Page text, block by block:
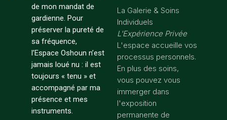
La Galerie & Soins
Individuels
L'Expérience Privée
L'espace accueille vos
processus personnels.
En plus des soins,
vous pouvez vous
immerger dans
l'exposition
permanente de
de mon mandat de
gardienne. Pour
préserver la pureté de
sa fréquence,
l’Espace Oshoun n’est
jamais loué nu : il est
toujours « tenu » et
accompagné par ma
présence et mes
instruments.